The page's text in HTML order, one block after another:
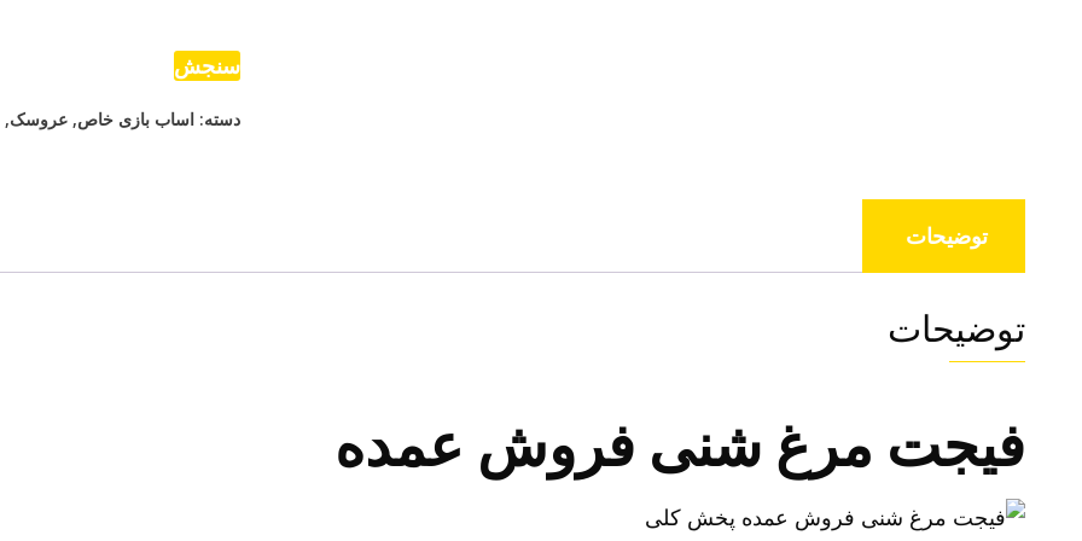
عدد
سنجش
دسته: اساب بازی خاص, عروسک,
توضیحات
توضیحات
فیجت مرغ شنی فروش عمده